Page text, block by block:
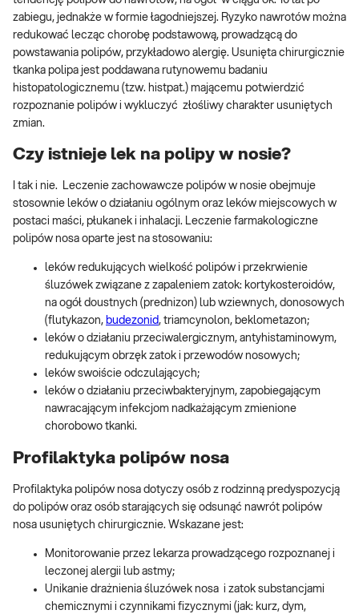
zabiegu, jednakże w formie łagodniejszej. Ryzyko nawrotów można
redukować lecząc chorobę podstawową, prowadzącą do
powstawania polipów, przykładowo alergię. Usunięta chirurgicznie
tkanka polipa jest poddawana rutynowemu badaniu
histopatologicznemu (tzw. histpat.) mającemu potwierdzić
rozpoznanie polipów i wykluczyć złośliwy charakter usuniętych
zmian.
Czy istnieje lek na polipy w nosie?
I tak i nie. Leczenie zachowawcze polipów w nosie obejmuje
stosownie leków o działaniu ogólnym oraz leków miejscowych w
postaci maści, płukanek i inhalacji. Leczenie farmakologiczne
polipów nosa oparte jest na stosowaniu:
leków redukujących wielkość polipów i przekrwienie
śluzówek związane z zapaleniem zatok: kortykosteroidów,
na ogół doustnych (prednizon) lub wziewnych, donosowych
(flutykazon, budezonid, triamcynolon, beklometazon;
leków o działaniu przeciwalergicznym, antyhistaminowym,
redukującym obrzęk zatok i przewodów nosowych;
leków swoiście odczulających;
leków o działaniu przeciwbakteryjnym, zapobiegającym
nawracającym infekcjom nadkażającym zmienione
chorobowo tkanki.
Profilaktyka polipów nosa
Profilaktyka polipów nosa dotyczy osób z rodzinną predyspozycją
do polipów oraz osób starających się odsunąć nawrót polipów
nosa usuniętych chirurgicznie. Wskazane jest:
Monitorowanie przez lekarza prowadzącego rozpoznanej i
leczonej alergii lub astmy;
Unikanie drażnienia śluzówek nosa i zatok substancjami
chemicznymi i czynnikami fizycznymi (jak: kurz, dym,